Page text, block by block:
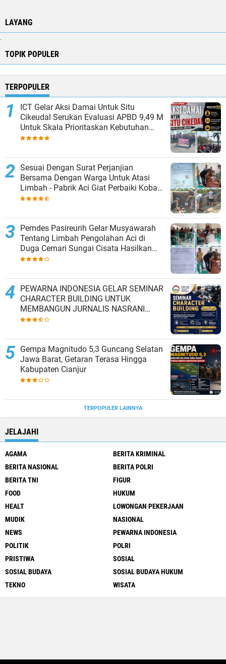
LAYANG
.
TOPIK POPULER
TERPOPULER
ICT Gelar Aksi Damai Untuk Situ
Cikeudal Serukan Evaluasi APBD 9,49 M
Untuk Skala Prioritaskan Kebutuhan
Dasar Masyarakat Belum Saat nya
Sesuai Dengan Surat Perjanjian
Bersama Dengan Warga Untuk Atasi
Limbah - Pabrik Aci Giat Perbaiki Kobak
Penampungan Air
Pemdes Pasireurih Gelar Musyawarah
Tentang Limbah Pengolahan Aci di
Duga Cemari Sungai Cisata Hasilkan
Kesepakatan Tutup Sementara
PEWARNA INDONESIA GELAR SEMINAR
CHARACTER BUILDING UNTUK
MEMBANGUN JURNALIS NASRANI
BERINTEGRITAS DAN BERDAMPAK*
Gempa Magnitudo 5,3 Guncang Selatan
Jawa Barat, Getaran Terasa Hingga
Kabupaten Cianjur
TERPOPULER LAINNYA
JELAJAHI
AGAMA
BERITA KRIMINAL
BERITA NASIONAL
BERITA POLRI
BERITA TNI
FIGUR
FOOD
HUKUM
HEALT
LOWONGAN PEKERJAAN
MUDIK
NASIONAL
NEWS
PEWARNA INDONESIA
POLITIK
POLRI
PRISTIWA
SOSIAL
SOSIAL BUDAYA
SOSIAL BUDAYA HUKUM
TEKNO
WISATA